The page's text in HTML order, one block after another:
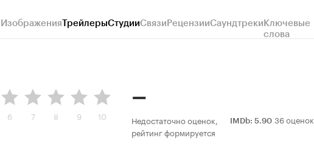
ИзображенияТрейлерыСтудииСвязиРецензииСаундтрекиКлючевые
слова
6 7 8 9 10
–
Недостаточно оценок,
рейтинг формируется
IMDb: 5.90 36 оценок